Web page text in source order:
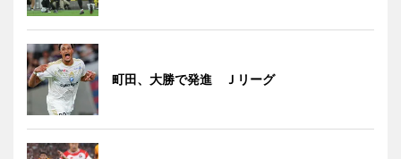
町田、大勝で発進 Ｊリーグ